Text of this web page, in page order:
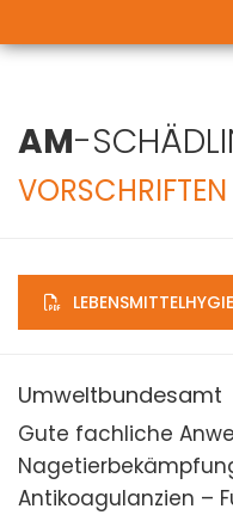
AM-
VORSCHRIFTEN
Umweltbundesamt
Gute fachliche
Antikoagulanzien –